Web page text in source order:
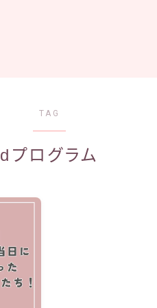
TAG
dプログラム